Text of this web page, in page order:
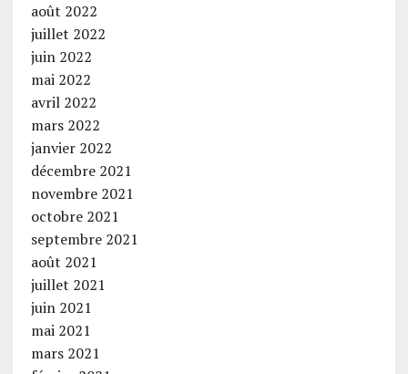
août 2022
juillet 2022
juin 2022
mai 2022
avril 2022
mars 2022
janvier 2022
décembre 2021
novembre 2021
octobre 2021
septembre 2021
août 2021
juillet 2021
juin 2021
mai 2021
mars 2021